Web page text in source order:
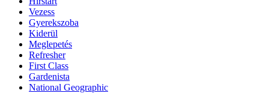
Vezess
Gyerekszoba
Kiderül
Meglepetés
Refresher
First Class
Gardenista
National Geographic